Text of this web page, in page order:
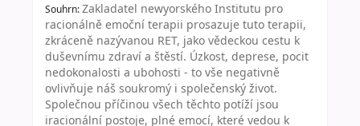
Souhrn:Zakladatel newyorského Institutu pro
racionálně emoční terapii prosazuje tuto terapii,
zkráceně nazývanou RET, jako vědeckou cestu k
duševnímu zdraví a štěstí. Úzkost, deprese, pocit
nedokonalosti a ubohosti - to vše negativně
ovlivňuje náš soukromý i společenský život.
Společnou příčinou všech těchto potíží jsou
iracionální postoje, plné emocí, které vedou k